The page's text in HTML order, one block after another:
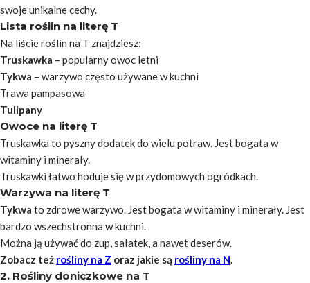
swoje unikalne cechy.
Lista roślin na literę T
Na liście roślin na T znajdziesz:
Truskawka – popularny owoc letni
Tykwa – warzywo często używane w kuchni
Trawa pampasowa
Tulipany
Owoce na literę T
Truskawka to pyszny dodatek do wielu potraw. Jest bogata w
witaminy i minerały.
Truskawki łatwo hoduje się w przydomowych ogródkach.
Warzywa na literę T
Tykwa to zdrowe warzywo. Jest bogata w witaminy i minerały. Jest
bardzo wszechstronna w kuchni.
Można ją używać do zup, sałatek, a nawet deserów.
Zobacz też rośliny na Z oraz jakie są rośliny na N.
2. Rośliny doniczkowe na T